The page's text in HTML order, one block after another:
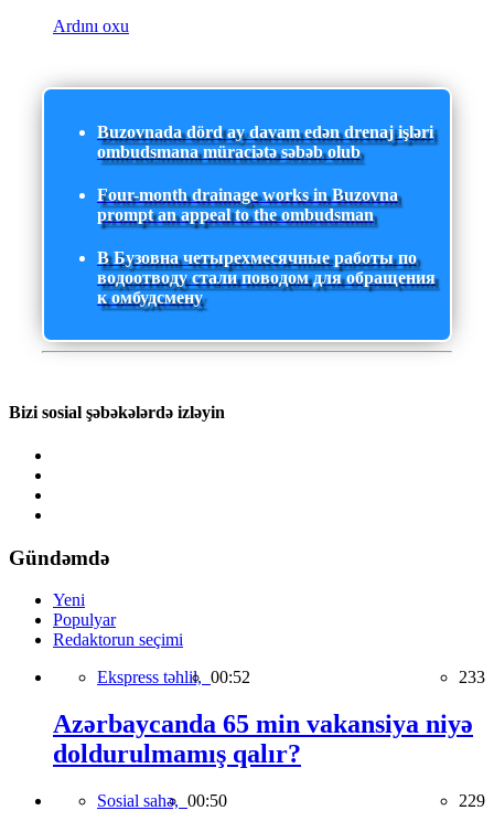
Ardını oxu
Buzovnada dörd ay davam edən drenaj işləri
ombudsmana müraciətə səbəb olub
Four-month drainage works in Buzovna
prompt an appeal to the ombudsman
В Бузовна четырехмесячные работы по
водоотводу стали поводом для обращения
к омбудсмену
Bizi sosial şəbəkələrdə izləyin
Gündəmdə
Yeni
Populyar
Redaktorun seçimi
Ekspress təhlil, 00:52 233
Azərbaycanda 65 min vakansiya niyə
doldurulmamış qalır?
Sosial sahə, 00:50 229